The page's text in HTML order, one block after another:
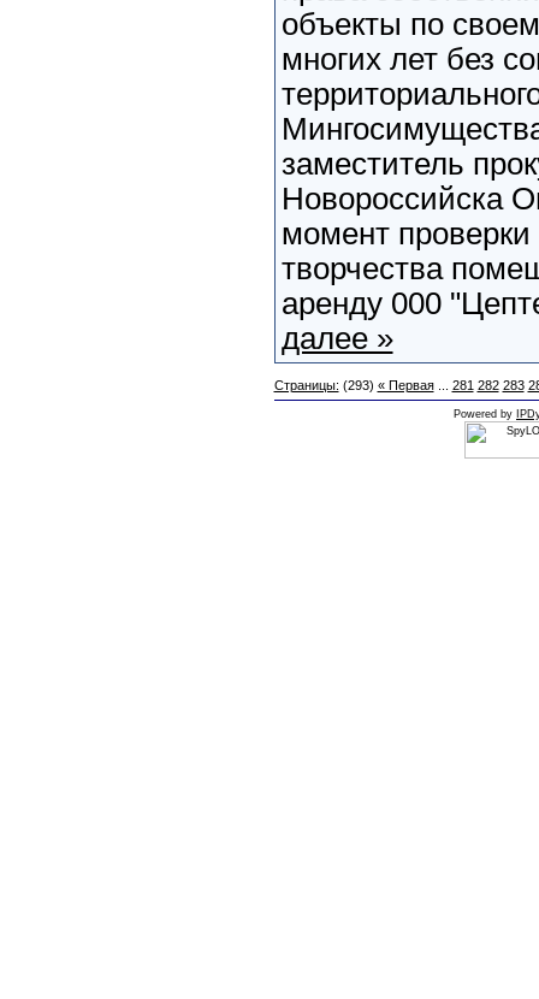
объекты по
многих лет без
заместитель
Новороссийска
момент проверки
творчества
аренду 000
далее »
Страницы: (293) « Первая... 281 282 283
Powered by